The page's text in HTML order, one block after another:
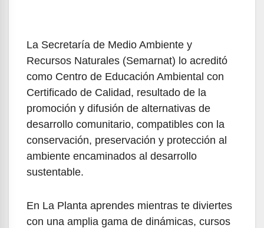
La Secretaría de Medio Ambiente y
Recursos Naturales (Semarnat) lo acreditó
como Centro de Educación Ambiental con
Certificado de Calidad, resultado de la
promoción y difusión de alternativas de
desarrollo comunitario, compatibles con la
conservación, preservación y protección al
ambiente encaminados al desarrollo
sustentable.
En La Planta aprendes mientras te diviertes
con una amplia gama de dinámicas, cursos